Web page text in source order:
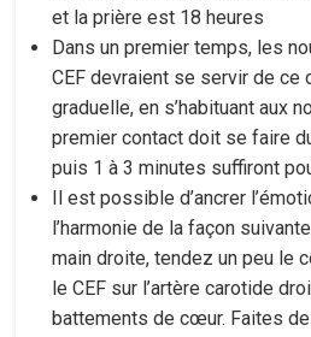
et la prière est 18 heures
Dans un premier temps, les
CEF devraient se servir de ce
graduelle, en s’habituant aux
premier contact doit se faire
puis 1 à 3 minutes suffiront
Il est possible d’ancrer
l’harmonie de la façon
main droite, tendez un peu le
le CEF sur l’artère carotide
battements de cœur. Faites de